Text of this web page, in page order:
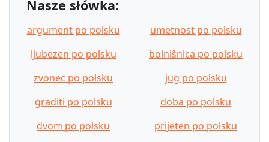
Nasze słówka:
argument po polsku
umetnost po polsku
ljubezen po polsku
bolnišnica po polsku
zvonec po polsku
jug po polsku
graditi po polsku
doba po polsku
dvom po polsku
prijeten po polsku